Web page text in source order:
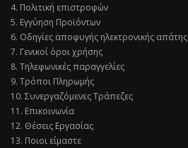
4. Πολιτική επιστροφών
5. Εγγύηση Προϊόντων
6. Οδηγίες αποφυγής ηλεκτρονικής απάτης
7. Γενικοί όροι χρήσης
8. Τηλεφωνικές παραγγελίες
9. Τρόποι Πληρωμής
10. Συνεργαζόμενες Τράπεζες
11. Επικοινωνία
12. Θέσεις Εργασίας
13. Ποιοι είμαστε